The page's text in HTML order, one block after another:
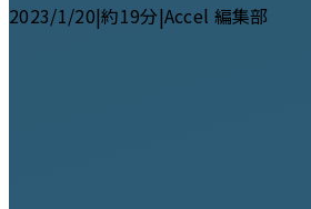
2023/1/20|約19分|Accel 編集部